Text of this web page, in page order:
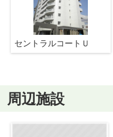
セントラルコートＵ
周辺施設